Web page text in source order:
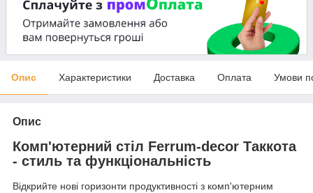
Опис Характеристики Доставка Оплата Умови
Опис
Комп'ютерний стіл Ferrum-decor Таккота
- стиль та функціональність
Відкрийте нові горизонти продуктивності з комп'ютерним